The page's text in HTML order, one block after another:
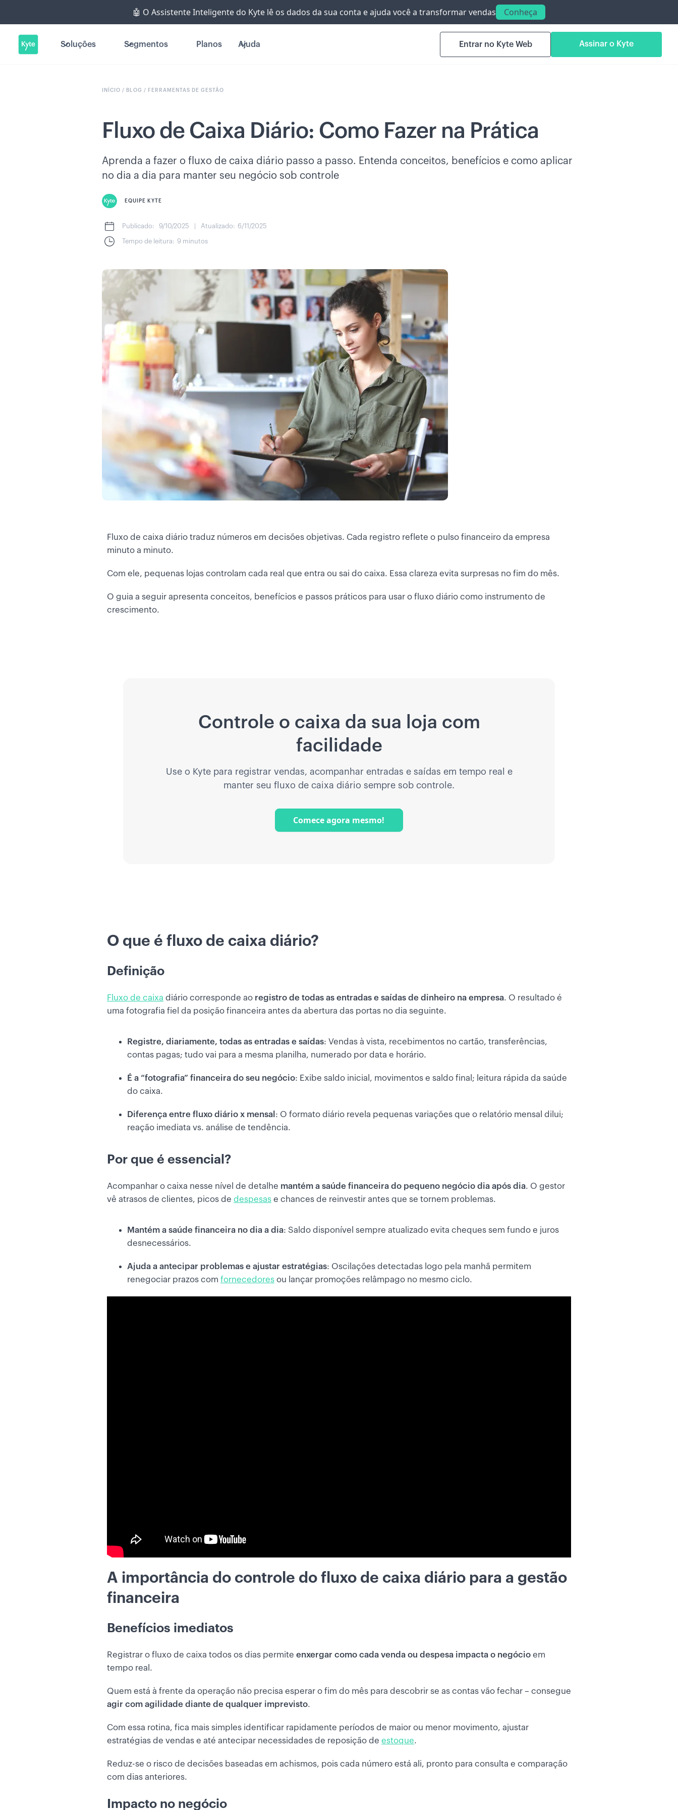
🤖 O Assistente Inteligente do Kyte lê os dados da sua conta e ajuda você a transformar vendas Conheça
Soluções Segmentos Planos Ajuda Entrar no Kyte Web Assinar o Kyte
INÍCIO / BLOG / FERRAMENTAS DE GESTÃO
Fluxo de Caixa Diário: Como Fazer na Prática
Aprenda a fazer o fluxo de caixa diário passo a passo. Entenda conceitos, benefícios e como aplicar
no dia a dia para manter seu negócio sob controle
EQUIPE KYTE
Publicado: 9/10/2025 Atualizado: 6/11/2025
Tempo de leitura: 9 minutos
Fluxo de caixa diário traduz números em decisões objetivas. Cada registro reflete o pulso financeiro da empresa
minuto a minuto.
Com ele, pequenas lojas controlam cada real que entra ou sai do caixa. Essa clareza evita surpresas no fim do mês.
O guia a seguir apresenta conceitos, benefícios e passos práticos para usar o fluxo diário como instrumento de
crescimento.
Controle o caixa da sua loja com
facilidade
Use o Kyte para registrar vendas, acompanhar entradas e saídas em tempo real e
manter seu fluxo de caixa diário sempre sob controle.
Comece agora mesmo!
O que é fluxo de caixa diário?
Definição
Fluxo de caixa diário corresponde ao registro de todas as entradas e saídas de dinheiro na empresa. O resultado é
uma fotografia fiel da posição financeira antes da abertura das portas no dia seguinte.
Registre, diariamente, todas as entradas e saídas: Vendas à vista, recebimentos no cartão, transferências,
contas pagas; tudo vai para a mesma planilha, numerado por data e horário.
É a “fotografia” financeira do seu negócio: Exibe saldo inicial, movimentos e saldo final; leitura rápida da saúde
do caixa.
Diferença entre fluxo diário x mensal : O formato diário revela pequenas variações que o relatório mensal dilui;
reação imediata vs. análise de tendência.
Por que é essencial?
Acompanhar o caixa nesse nível de detalhe mantém a saúde financeira do pequeno negócio dia após dia. O gestor
vê atrasos de clientes, picos de despesas e chances de reinvestir antes que se tornem problemas.
Mantém a saúde financeira no dia a dia: Saldo disponível sempre atualizado evita cheques sem fundo e juros
desnecessários.
Ajuda a antecipar problemas e ajustar estratégias: Oscilações detectadas logo pela manhã permitem
renegociar prazos com fornecedores ou lançar promoções relâmpago no mesmo ciclo.
A importância do controle do fluxo de caixa diário para a gestão
financeira
Benefícios imediatos
Registrar o fluxo de caixa todos os dias permite enxergar como cada venda ou despesa impacta o negócio em
tempo real.
Quem está à frente da operação não precisa esperar o fim do mês para descobrir se as contas vão fechar – consegue
agir com agilidade diante de qualquer imprevisto.
Com essa rotina, fica mais simples identificar rapidamente períodos de maior ou menor movimento, ajustar
estratégias de vendas e até antecipar necessidades de reposição de estoque.
Reduz-se o risco de decisões baseadas em achismos, pois cada número está ali, pronto para consulta e comparação
com dias anteriores.
Impacto no negócio